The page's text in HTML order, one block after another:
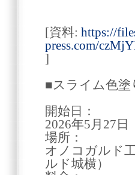
[資料: https://
press.com/
]
■スライム色塗
開始日：
2026年5月27日
場所：
オノコガルド
ルド城横）